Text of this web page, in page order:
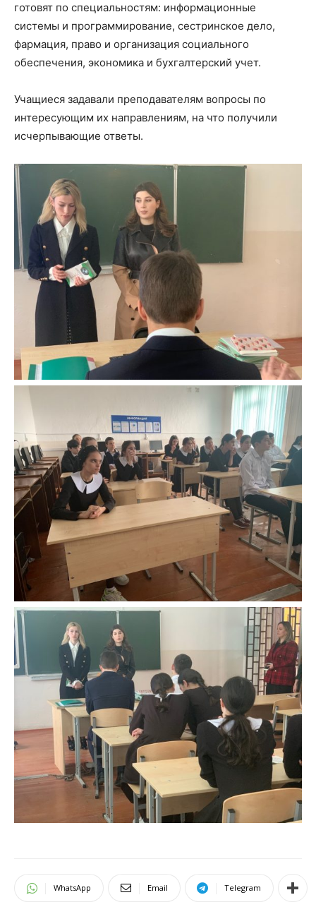
готовят по специальностям: информационные
системы и программирование, сестринское дело,
фармация, право и организация социального
обеспечения, экономика и бухгалтерский учет.⁣⁣⠀
Учащиеся задавали преподавателям вопросы по
интересующим их направлениям, на что получили
исчерпывающие ответы.
WhatsApp Email Telegram